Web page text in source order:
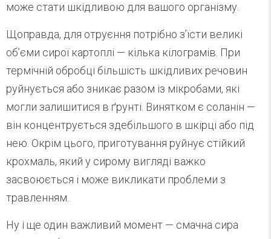
може стати шкідливою для вашого організму.
Щоправда, для отруєння потрібно з’їсти великі
об’єми сирої картоплі — кілька кілограмів. При
термічній обробці більшість шкідливих речовин
руйнується або зникає разом із мікробами, які
могли залишитися в ґрунті. Винятком є соланін —
він концентрується здебільшого в шкірці або під
нею. Окрім цього, приготування руйнує стійкий
крохмаль, який у сирому вигляді важко
засвоюється і може викликати проблеми з
травленням.
Ну і ще один важливий момент — смачна сира